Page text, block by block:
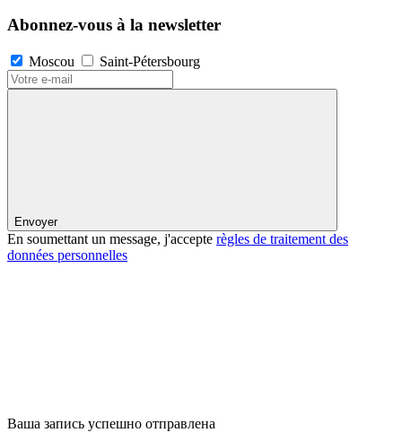
Abonnez-vous à la newsletter
Moscou Saint-Pétersbourg
Envoyer
En soumettant un message, j'accepte règles de traitement des
données personnelles
Ваша запись успешно отправлена